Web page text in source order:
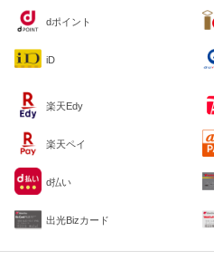
dポイント
iD
楽天Edy
楽天ペイ
d払い
出光Bizカード